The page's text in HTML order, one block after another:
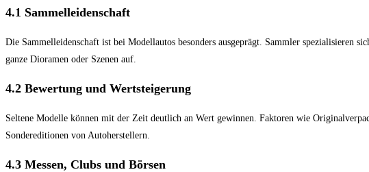
4.1 Sammelleidenschaft
Die Sammelleidenschaft ist bei Modellautos besonders ausgeprägt. Sammler spezialisieren
ganze Dioramen oder Szenen auf.
4.2 Bewertung und Wertsteigerung
Seltene Modelle können mit der Zeit deutlich an Wert gewinnen. Faktoren wie
Sondereditionen von Autoherstellern.
4.3 Messen, Clubs und Börsen